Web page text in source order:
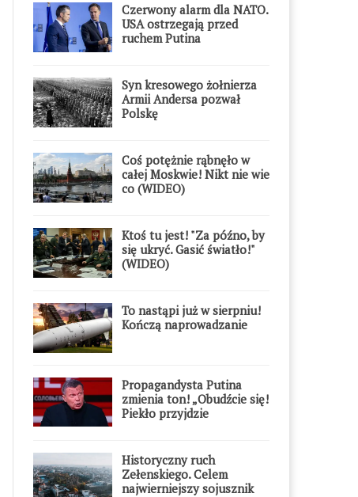
Czerwony alarm dla NATO.
USA ostrzegają przed
ruchem Putina
Syn kresowego żołnierza
Armii Andersa pozwał
Polskę
Coś potężnie rąbnęło w
całej Moskwie! Nikt nie wie
co (WIDEO)
Ktoś tu jest! "Za późno, by
się ukryć. Gasić światło!"
(WIDEO)
To nastąpi już w sierpniu!
Kończą naprowadzanie
Propagandysta Putina
zmienia ton! „Obudźcie się!
Piekło przyjdzie
Historyczny ruch
Zełenskiego. Celem
najwierniejszy sojusznik